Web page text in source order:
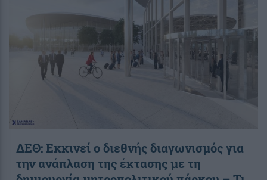
ΔΕΘ: Εκκινεί ο διεθνής διαγωνισμός για
την ανάπλαση της έκτασης με τη